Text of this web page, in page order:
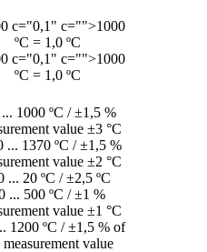
c="0,1" c="">1000
ºC = 1,0 ºC
c="0,1" c="">1000
ºC = 1,0 ºC
1000 ºC / ±1,5 %
value ±3 °C
... 1370 ºC / ±1,5 %
value ±2 °C
... 20 ºC / ±2,5 ºC
... 500 ºC / ±1 %
value ±1 °C
1200 ºC / ±1,5 % of
measurement value